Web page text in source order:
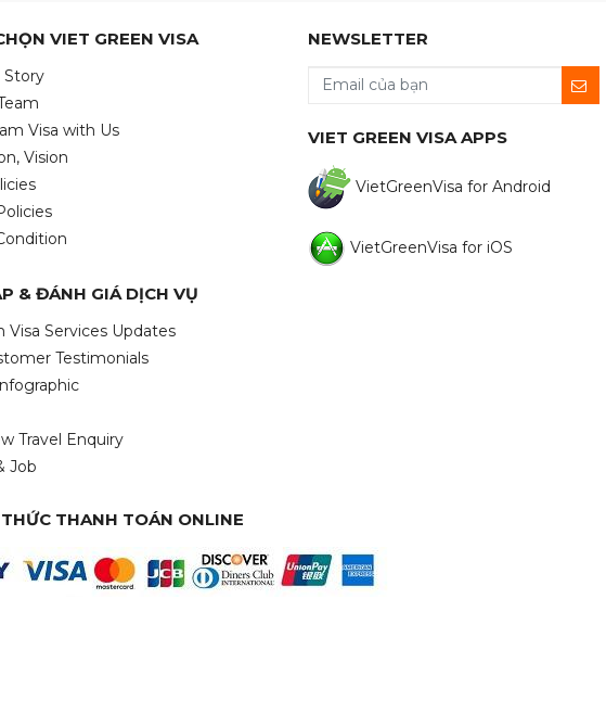
VIET GREEN VISA
Story
Visa with Us
Vision
& ĐÁNH GIÁ DỊCH VỤ
Visa Services Updates
Testimonials
Travel Enquiry
Job
NEWSLETTER
VIET GREEN VISA APPS
VietGreenVisa for Android
VietGreenVisa for iOS
THANH TOÁN ONLINE